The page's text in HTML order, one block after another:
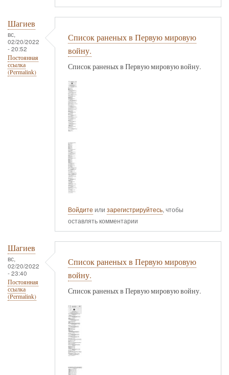
Шагиев
вс,
02/20/2022
- 20:52
Постоянная
ссылка
(Permalink)
Список раненых в Первую мировую
войну.
Список раненых в Первую мировую войну.
Войдите или зарегистрируйтесь, чтобы
оставлять комментарии
Шагиев
вс,
02/20/2022
- 23:40
Постоянная
ссылка
(Permalink)
Список раненых в Первую мировую
войну.
Список раненых в Первую мировую войну.